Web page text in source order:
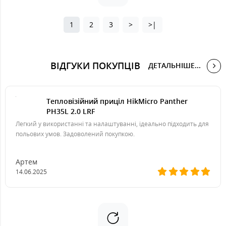
1 2 3 > >|
ВІДГУКИ ПОКУПЦІВ ДЕТАЛЬНІШЕ...
Тепловізійний приціл HikMicro Panther
PH35L 2.0 LRF
Легкий у використанні та налаштуванні, ідеально підходить для
польових умов. Задоволений покупкою.
Артем
14.06.2025